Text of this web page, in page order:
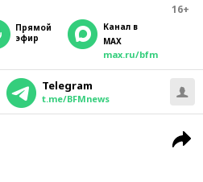
16+
прямой
эфир
Канал в
MAX
max.ru/bfm
Telegram
t.me/BFMnews